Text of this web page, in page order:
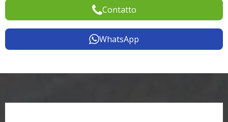
Contatto
WhatsApp